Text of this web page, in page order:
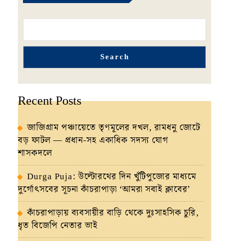
Search
Recent Posts
জাজিগ্রাম পঞ্চায়েতে তৃণমূলের দখল, রামধনু জোটে
বড় ফাটল — প্রধান-সহ একাধিক সদস্য যোগ
শাসকদলে
Durga Puja: উল্টোরথের দিন খুঁটিপুজোর মাধ্যমে
দুর্গোৎসবের সূচনা কাঁচরাপাড়া ‘আমরা সবাই ক্লাবের’
কাঁচরাপাড়ায় ব্যবসায়ীর বাড়ি থেকে দুঃসাহসিক চুরি,
ধৃত বিজেপি নেতার ভাই